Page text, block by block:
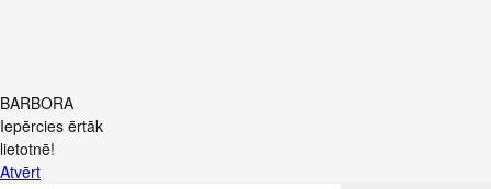
BARBORA
Iepērcies ērtāk
lietotnē!
Atvērt